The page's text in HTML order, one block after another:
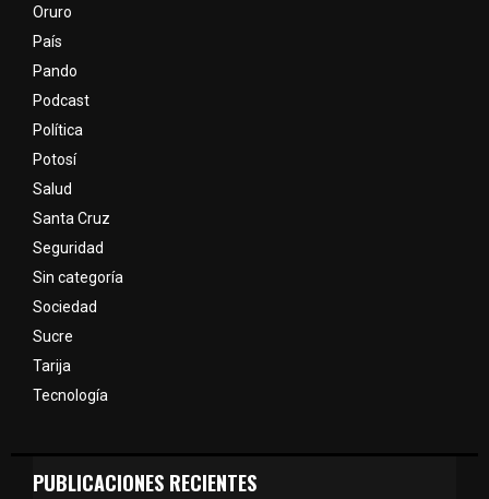
Oruro
País
Pando
Podcast
Política
Potosí
Salud
Santa Cruz
Seguridad
Sin categoría
Sociedad
Sucre
Tarija
Tecnología
PUBLICACIONES RECIENTES